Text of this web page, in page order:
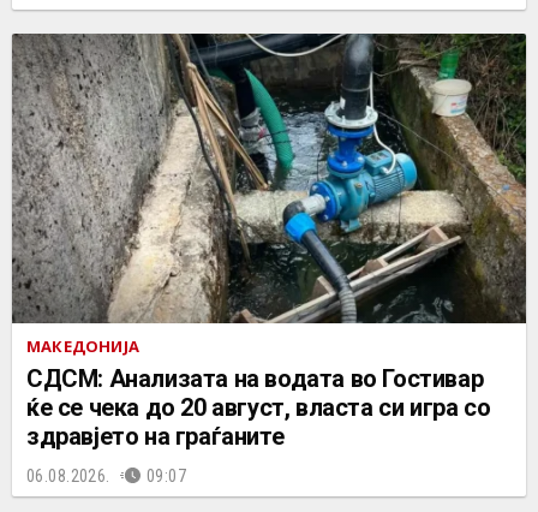
МАКЕДОНИЈА
СДСМ: Анализата на водата во Гостивар
ќе се чека до 20 август, власта си игра со
здравјето на граѓаните
06.08.2026. 09:07